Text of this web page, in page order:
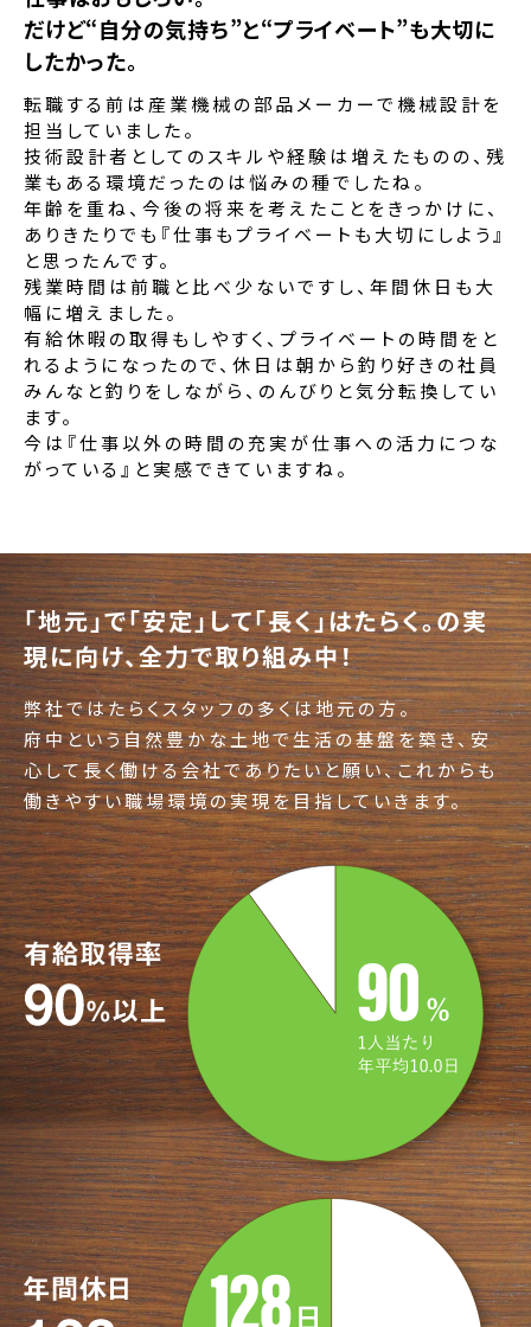
だけど“自分の気持ち”と“プライベート”も大切に
したかった。
転職する前は産業機械の部品メーカーで機械設計を
担当していました。
技術設計者としてのスキルや経験は増えたものの、残
業もある環境だったのは悩みの種でしたね。
年齢を重ね、今後の将来を考えたことをきっかけに、
ありきたりでも『仕事もプライベートも大切にしよう』
と思ったんです。
残業時間は前職と比べ少ないですし、年間休日も大
幅に増えました。
有給休暇の取得もしやすく、プライベートの時間をと
れるようになったので、休日は朝から釣り好きの社員
みんなと釣りをしながら、のんびりと気分転換してい
ます。
今は『仕事以外の時間の充実が仕事への活力につな
がっている』と実感できていますね。
「地元」で「安定」して「長く」はたらく。の実
現に向け、全力で取り組み中！
弊社ではたらくスタッフの多くは地元の方。
府中という自然豊かな土地で生活の基盤を築き、安
心して長く働ける会社でありたいと願い、これからも
働きやすい職場環境の実現を目指していきます。